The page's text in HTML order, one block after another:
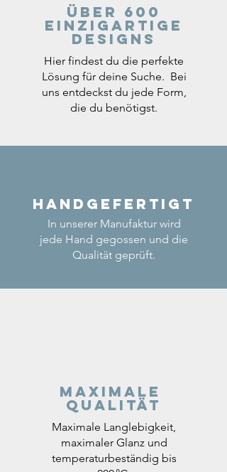
Über 600
einzigartige
Designs
Hier findest du die perfekte
Lösung für deine Suche. Bei
uns entdeckst du jede Form,
die du benötigst.
Handgefertigt
In unserer Manufaktur wird
jede Hand gegossen und die
Qualität geprüft.
Maximale
Qualität
Maximale Langlebigkeit,
maximaler Glanz und
temperaturbeständig bis